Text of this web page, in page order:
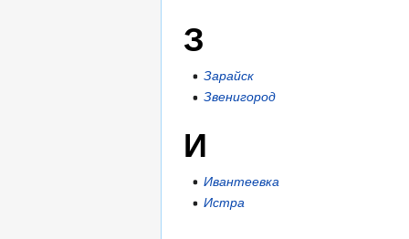
З
Зарайск
Звенигород
И
Ивантеевка
Истра